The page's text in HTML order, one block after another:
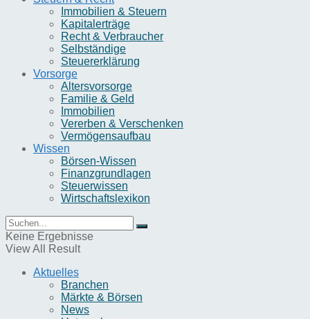
Immobilien & Steuern
Kapitalerträge
Recht & Verbraucher
Selbständige
Steuererklärung
Vorsorge
Altersvorsorge
Familie & Geld
Immobilien
Vererben & Verschenken
Vermögensaufbau
Wissen
Börsen-Wissen
Finanzgrundlagen
Steuerwissen
Wirtschaftslexikon
Keine Ergebnisse
View All Result
Aktuelles
Branchen
Märkte & Börsen
News